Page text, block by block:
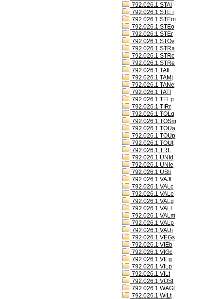
792.026.1 STAl
792.026.1 STE i
792.026.1 STEm
792.026.1 STEo
792.026.1 STEr
792.026.1 STOv
792.026.1 STRa
792.026.1 STRc
792.026.1 STRe
792.026.1 TAIl
792.026.1 TAMj
792.026.1 TANe
792.026.1 TATl
792.026.1 TELp
792.026.1 TIRr
792.026.1 TOLq
792.026.1 TOSm
792.026.1 TOUa
792.026.1 TOUp
792.026.1 TOUt
792.026.1 TRE
792.026.1 UNId
792.026.1 UNIe
792.026.1 USIi
792.026.1 VAJl
792.026.1 VALc
792.026.1 VALe
792.026.1 VALg
792.026.1 VALl
792.026.1 VALm
792.026.1 VALp
792.026.1 VAUj
792.026.1 VEGs
792.026.1 VIEb
792.026.1 VIGc
792.026.1 VILg
792.026.1 VILp
792.026.1 VILt
792.026.1 VOSt
792.026.1 WAGl
792.026.1 WILt